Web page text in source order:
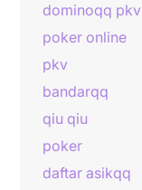
dominoqq pkv
poker online
pkv
bandarqq
qiu qiu
poker
daftar asikqq